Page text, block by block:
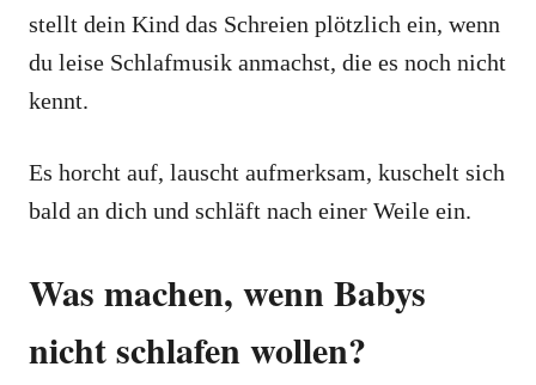
stellt dein Kind das Schreien plötzlich ein, wenn
du leise Schlafmusik anmachst, die es noch nicht
kennt.
Es horcht auf, lauscht aufmerksam, kuschelt sich
bald an dich und schläft nach einer Weile ein.
Was machen, wenn Babys
nicht schlafen wollen?